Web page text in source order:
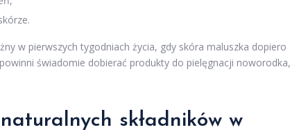
w pierwszych tygodniach życia, gdy skóra maluszka dopiero
świadomie dobierać produkty do pielęgnacji noworodka,
składników w